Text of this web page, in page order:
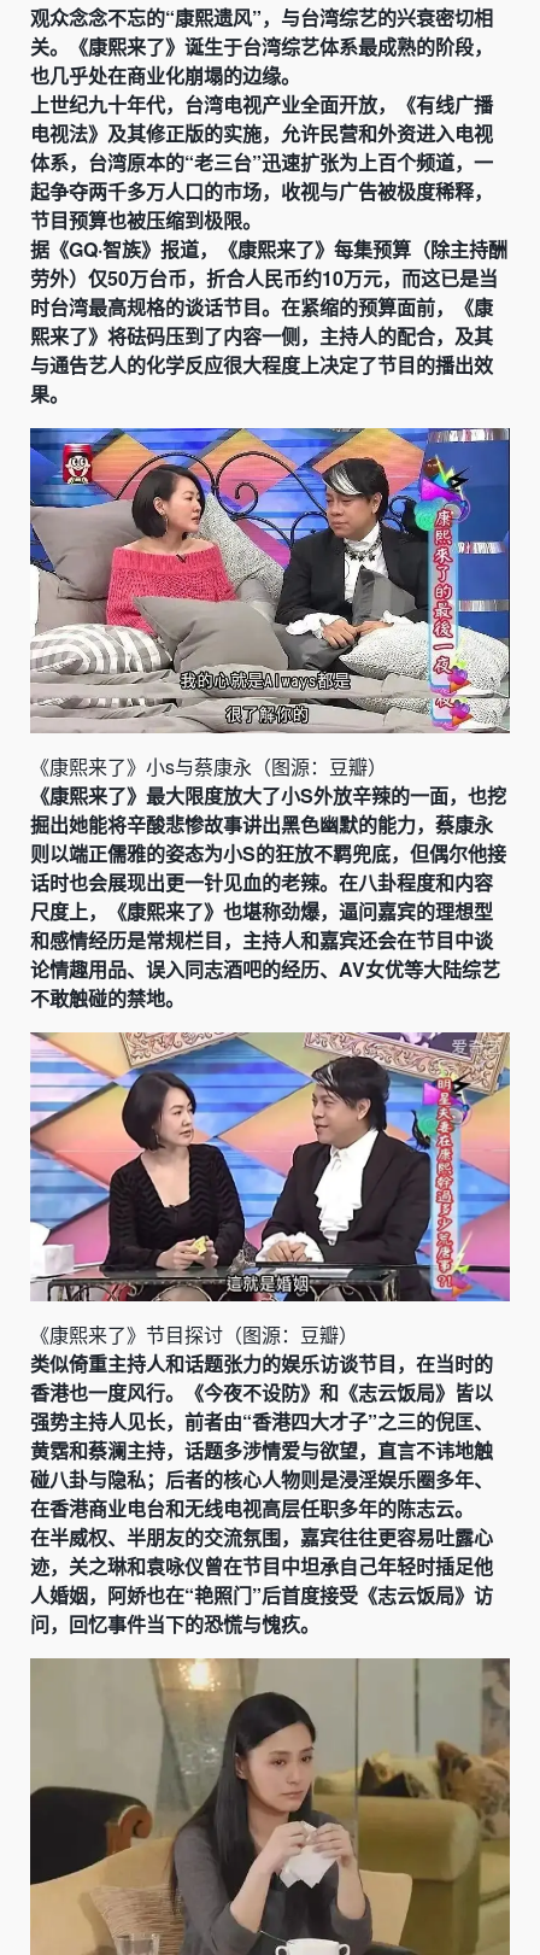
观众念念不忘的“康熙遗风”，与台湾综艺的兴衰密切相
关。《康熙来了》诞生于台湾综艺体系最成熟的阶段，
也几乎处在商业化崩塌的边缘。
上世纪九十年代，台湾电视产业全面开放，《有线广播
电视法》及其修正版的实施，允许民营和外资进入电视
体系，台湾原本的“老三台”迅速扩张为上百个频道，一
起争夺两千多万人口的市场，收视与广告被极度稀释，
节目预算也被压缩到极限。
据《GQ·智族》报道，《康熙来了》每集预算（除主持酬
劳外）仅50万台币，折合人民币约10万元，而这已是当
时台湾最高规格的谈话节目。在紧缩的预算面前，《康
熙来了》将砝码压到了内容一侧，主持人的配合，及其
与通告艺人的化学反应很大程度上决定了节目的播出效
果。
《康熙来了》小s与蔡康永（图源：豆瓣）
《康熙来了》最大限度放大了小S外放辛辣的一面，也挖
掘出她能将辛酸悲惨故事讲出黑色幽默的能力，蔡康永
则以端正儒雅的姿态为小S的狂放不羁兜底，但偶尔他接
话时也会展现出更一针见血的老辣。在八卦程度和内容
尺度上，《康熙来了》也堪称劲爆，逼问嘉宾的理想型
和感情经历是常规栏目，主持人和嘉宾还会在节目中谈
论情趣用品、误入同志酒吧的经历、AV女优等大陆综艺
不敢触碰的禁地。
《康熙来了》节目探讨（图源：豆瓣）
类似倚重主持人和话题张力的娱乐访谈节目，在当时的
香港也一度风行。《今夜不设防》和《志云饭局》皆以
强势主持人见长，前者由“香港四大才子”之三的倪匡、
黄霑和蔡澜主持，话题多涉情爱与欲望，直言不讳地触
碰八卦与隐私；后者的核心人物则是浸淫娱乐圈多年、
在香港商业电台和无线电视高层任职多年的陈志云。
在半威权、半朋友的交流氛围，嘉宾往往更容易吐露心
迹，关之琳和袁咏仪曾在节目中坦承自己年轻时插足他
人婚姻，阿娇也在“艳照门”后首度接受《志云饭局》访
问，回忆事件当下的恐慌与愧疚。